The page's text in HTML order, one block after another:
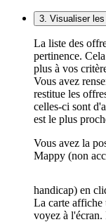
3. Visualiser
La liste des
pertinence.
plus à vos
Vous avez
restitue les
celles-ci sont
est le plus
Vous avez la
Mappy (non
handicap) en
La carte affiche
voyez à l'écran.